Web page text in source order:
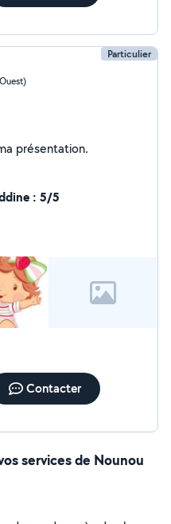
Particulier
Je n'ai pas encore renseigné ma présentation.
: 5/5
Contacter
services de Nounou